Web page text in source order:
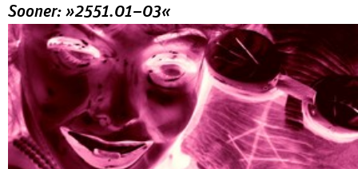
Sooner: »2551.01–03«